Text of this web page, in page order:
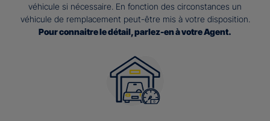
véhicule si nécessaire. En fonction des circonstances un
véhicule de remplacement peut-être mis à votre disposition.
Pour connaitre le détail, parlez-en à votre Agent.